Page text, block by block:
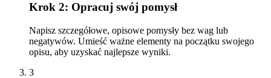
Krok 2: Opracuj swój pomysł
Napisz szczegółowe, opisowe pomysły bez wag lub
negatywów. Umieść ważne elementy na początku swojego
opisu, aby uzyskać najlepsze wyniki.
3